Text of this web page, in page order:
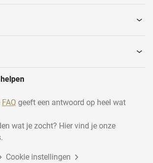
FAQ geeft een antwoord op heel wat
wat je zocht? Hier vind je onze
Cookie instellingen